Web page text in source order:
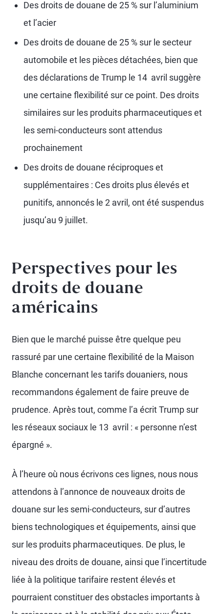
Des droits de douane de 25 % sur l’aluminium
et l’acier
Des droits de douane de 25 % sur le secteur
automobile et les pièces détachées, bien que
des déclarations de Trump le 14 avril suggère
une certaine flexibilité sur ce point. Des droits
similaires sur les produits pharmaceutiques et
les semi-conducteurs sont attendus
prochainement
Des droits de douane réciproques et
supplémentaires : Ces droits plus élevés et
punitifs, annoncés le 2 avril, ont été suspendus
jusqu’au 9 juillet.
Perspectives pour les
droits de douane
américains
Bien que le marché puisse être quelque peu
rassuré par une certaine flexibilité de la Maison
Blanche concernant les tarifs douaniers, nous
recommandons également de faire preuve de
prudence. Après tout, comme l’a écrit Trump sur
les réseaux sociaux le 13 avril : « personne n’est
épargné ».
À l’heure où nous écrivons ces lignes, nous nous
attendons à l’annonce de nouveaux droits de
douane sur les semi-conducteurs, sur d’autres
biens technologiques et équipements, ainsi que
sur les produits pharmaceutiques. De plus, le
niveau des droits de douane, ainsi que l’incertitude
liée à la politique tarifaire restent élevés et
pourraient constituer des obstacles importants à